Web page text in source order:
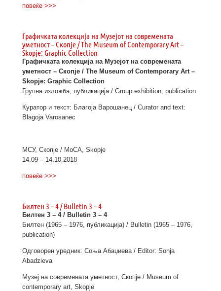
повеќе >>>
Графичката колекција на Музејот на современата
уметност – Скопје / The Museum of Contemporary Art –
Skopje: Graphic Collection
Графичката колекција на Музејот на современата
уметност – Скопје / The Museum of Contemporary Art –
Skopje: Graphic Collection
Групна изложба, публикација / Group exhibition, publication
Куратор и текст: Благоја Варошанец / Curator and text:
Blagoja Varosanec
МСУ, Скопје / MoCA, Skopje
14.09 – 14.10.2018
повеќе >>>
Билтен 3 – 4 / Bulletin 3 – 4
Билтен 3 – 4 / Bulletin 3 – 4
Билтен (1965 – 1976, публикација) / Bulletin (1965 – 1976,
publication)
Одговорен уредник: Соња Абаџиева / Editor: Sonja
Abadzieva
Музеј на современата уметност, Скопје / Museum of
contemporary art, Skopje